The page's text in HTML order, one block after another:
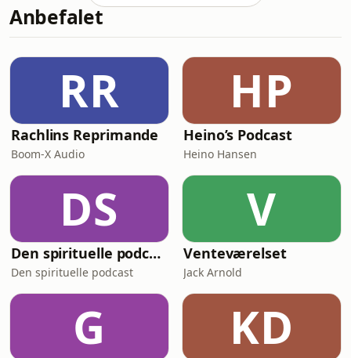
venner tilba
i kirken. Den kirke, der betyder så
uendeligt meget for hende. Den er
ekskæreste ved siden af hende har på
mystisk vis, fået den åbnet kun for de
t
Anbefalet
RR
Rachlins Reprimande
Boom-X Audio
HP
Heino’s Podcast
Heino Hansen
DS
Den spirituelle podcast
Den spirituelle podcast
V
Venteværelset
Jack Arnold
G KD